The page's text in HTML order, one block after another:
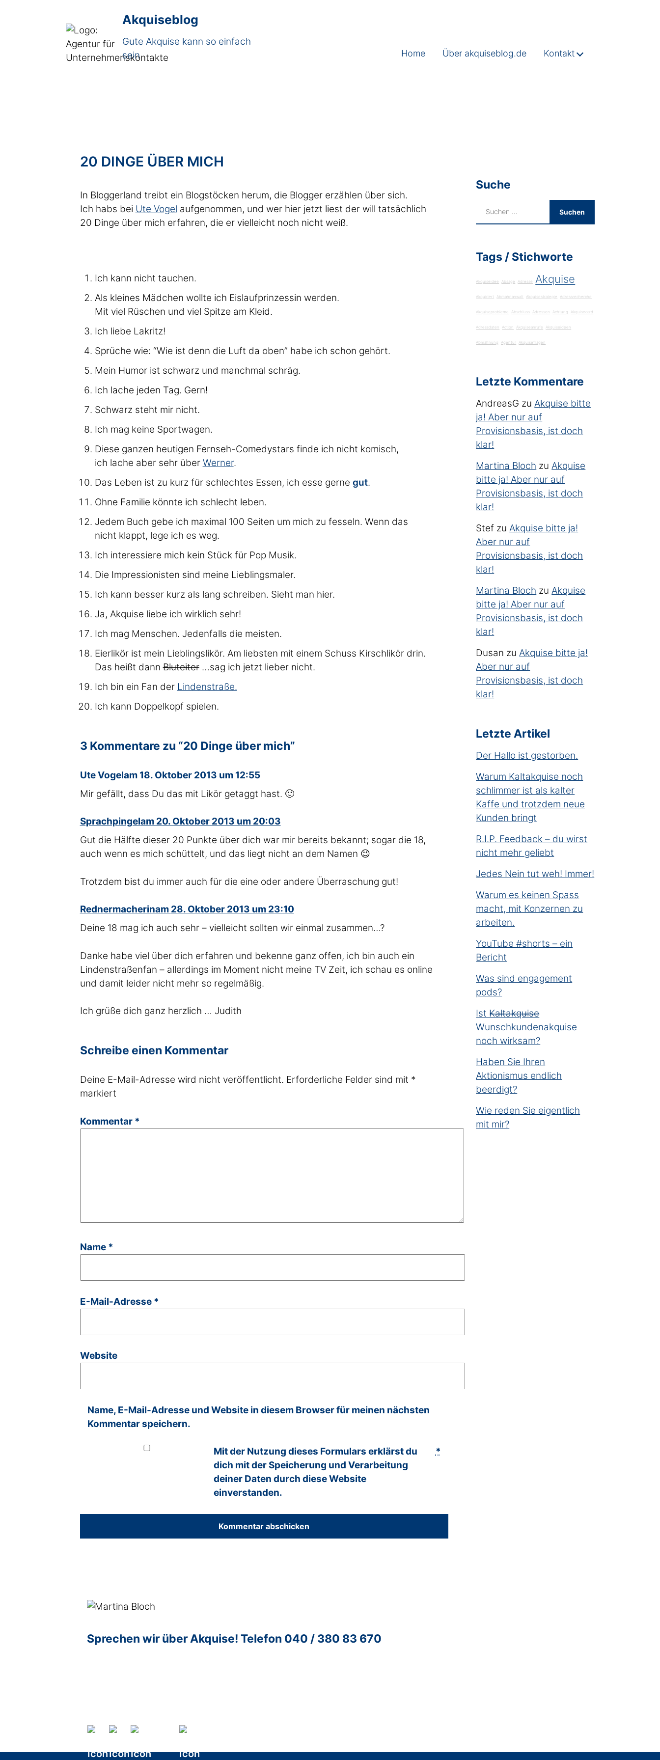
Akquiseblog
Gute Akquise kann so einfach
sein
Home Über akquiseblog.de Kontakt
20 DINGE ÜBER MICH
In Bloggerland treibt ein Blogstöcken herum, die Blogger erzählen über sich.
Ich habs bei Ute Vogel aufgenommen, und wer hier jetzt liest der will tatsächlich
20 Dinge über mich erfahren, die er vielleicht noch nicht weiß.
Ich kann nicht tauchen.
Als kleines Mädchen wollte ich Eislaufprinzessin werden.
Mit viel Rüschen und viel Spitze am Kleid.
Ich liebe Lakritz!
Sprüche wie: “Wie ist denn die Luft da oben” habe ich schon gehört.
Mein Humor ist schwarz und manchmal schräg.
Ich lache jeden Tag. Gern!
Schwarz steht mir nicht.
Ich mag keine Sportwagen.
Diese ganzen heutigen Fernseh-Comedystars finde ich nicht komisch,
ich lache aber sehr über Werner.
Das Leben ist zu kurz für schlechtes Essen, ich esse gerne gut.
Ohne Familie könnte ich schlecht leben.
Jedem Buch gebe ich maximal 100 Seiten um mich zu fesseln. Wenn das
nicht klappt, lege ich es weg.
Ich interessiere mich kein Stück für Pop Musik.
Die Impressionisten sind meine Lieblingsmaler.
Ich kann besser kurz als lang schreiben. Sieht man hier.
Ja, Akquise liebe ich wirklich sehr!
Ich mag Menschen. Jedenfalls die meisten.
Eierlikör ist mein Lieblingslikör. Am liebsten mit einem Schuss Kirschlikör drin.
Das heißt dannBluteiter…sag ich jetzt lieber nicht.
Ich bin ein Fan der Lindenstraße.
Ich kann Doppelkopf spielen.
3 Kommentare zu “20 Dinge über mich”
Ute Vogelsagte
am 18. Oktober 2013 um 12:55
Mir gefällt, dass Du das mit Likör getaggt hast. 🙂
Sprachpingelsagte
am 20. Oktober 2013 um 20:03
Gut die Hälfte dieser 20 Punkte über dich war mir bereits bekannt; sogar die 18,
auch wenn es mich schüttelt, und das liegt nicht an dem Namen 😉
Trotzdem bist du immer auch für die eine oder andere Überraschung gut!
Rednermacherinsagte
am 28. Oktober 2013 um 23:10
Deine 18 mag ich auch sehr – vielleicht sollten wir einmal zusammen…?
Danke habe viel über dich erfahren und bekenne ganz offen, ich bin auch ein
Lindenstraßenfan – allerdings im Moment nicht meine TV Zeit, ich schau es online
und damit leider nicht mehr so regelmäßig.
Ich grüße dich ganz herzlich … Judith
Schreibe einen Kommentar
Deine E-Mail-Adresse wird nicht veröffentlicht. Erforderliche Felder sind mit *
markiert
Kommentar *
Name *
E-Mail-Adresse *
Website
Name, E-Mail-Adresse und Website in diesem Browser für meinen nächsten
Kommentar speichern.
Mit der Nutzung dieses Formulars erklärst du
dich mit der Speicherung und Verarbeitung
deiner Daten durch diese Website
einverstanden.
*
Suche
Tags / Stichworte
Akquiseidee Absage Adresse Akquise
Akquiriert Abmahnanwalt Akquisestrategie Adressrecherche
Akquiseprobleme Abschluss Adressen Achtung Akquisecard
Adressdaten Action Akquiseanrufe Akquiseideen
Abmahnung Agentur Akquisefragen
Letzte Kommentare
AndreasG zu Akquise bitte
ja! Aber nur auf
Provisionsbasis, ist doch
klar!
Martina Bloch zu Akquise
bitte ja! Aber nur auf
Provisionsbasis, ist doch
klar!
Stef zu Akquise bitte ja!
Aber nur auf
Provisionsbasis, ist doch
klar!
Martina Bloch zu Akquise
bitte ja! Aber nur auf
Provisionsbasis, ist doch
klar!
Dusan zu Akquise bitte ja!
Aber nur auf
Provisionsbasis, ist doch
klar!
Letzte Artikel
Der Hallo ist gestorben.
Warum Kaltakquise noch
schlimmer ist als kalter
Kaffe und trotzdem neue
Kunden bringt
R.I.P. Feedback – du wirst
nicht mehr geliebt
Jedes Nein tut weh! Immer!
Warum es keinen Spass
macht, mit Konzernen zu
arbeiten.
YouTube #shorts – ein
Bericht
Was sind engagement
pods?
Ist K̶a̶l̶t̶a̶k̶q̶u̶i̶s̶e̶
Wunschkundenakquise
noch wirksam?
Haben Sie Ihren
Aktionismus endlich
beerdigt?
Wie reden Sie eigentlich
mit mir?
Sprechen wir über Akquise! Telefon 040 / 380 83 670